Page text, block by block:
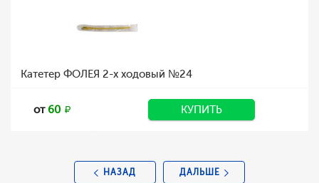
Катетер ФОЛЕЯ 2-х ходовый №24
от60 КУПИТЬ
НАЗАД ДАЛЬШЕ